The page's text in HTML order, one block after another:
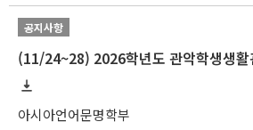
공지사항
아시아언어문명학부